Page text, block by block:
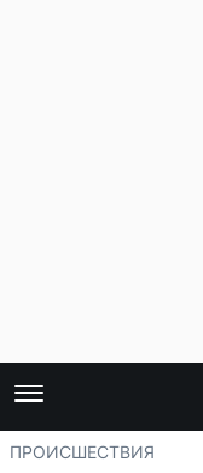
ПРОИСШЕСТВИЯ